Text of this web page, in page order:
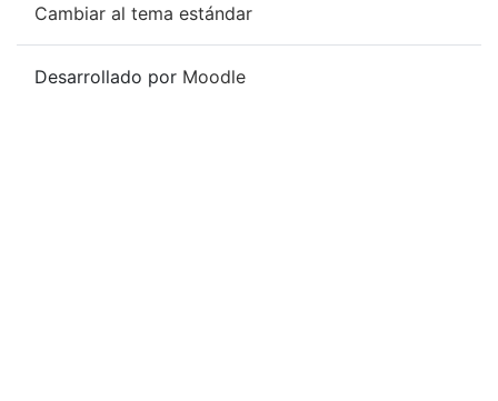
Cambiar al tema estándar
Desarrollado por Moodle